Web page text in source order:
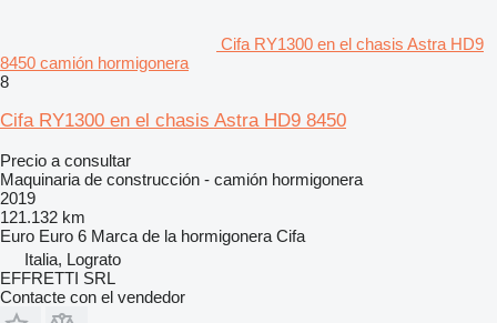
Cifa RY1300 en el chasis Astra HD9
8450 camión hormigonera
8
Cifa RY1300 en el chasis Astra HD9 8450
Precio a consultar
Maquinaria de construcción - camión hormigonera
2019
121.132 km
Euro Euro 6 Marca de la hormigonera Cifa
Italia, Lograto
EFFRETTI SRL
Contacte con el vendedor